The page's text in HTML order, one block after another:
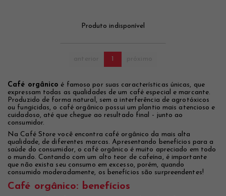
Produto indisponível
1
Café orgânico é famoso por suas características únicas, que
expressam todas as qualidades de um café especial e marcante.
Produzido de forma natural, sem a interferência de agrotóxicos
ou fungicidas, o café orgânico possui um plantio mais atencioso e
cuidadoso, até que chegue ao resultado final - junto ao
consumidor.
Na Café Store você encontra café orgânico da mais alta
qualidade, de diferentes marcas. Apresentando benefícios para a
saúde do consumidor, o café orgânico é muito apreciado em todo
o mundo. Contando com um alto teor de cafeína, é importante
que não exista seu consumo em excesso, porém, quando
consumido moderadamente, os benefícios são surpreendentes!
Café orgânico: benefícios